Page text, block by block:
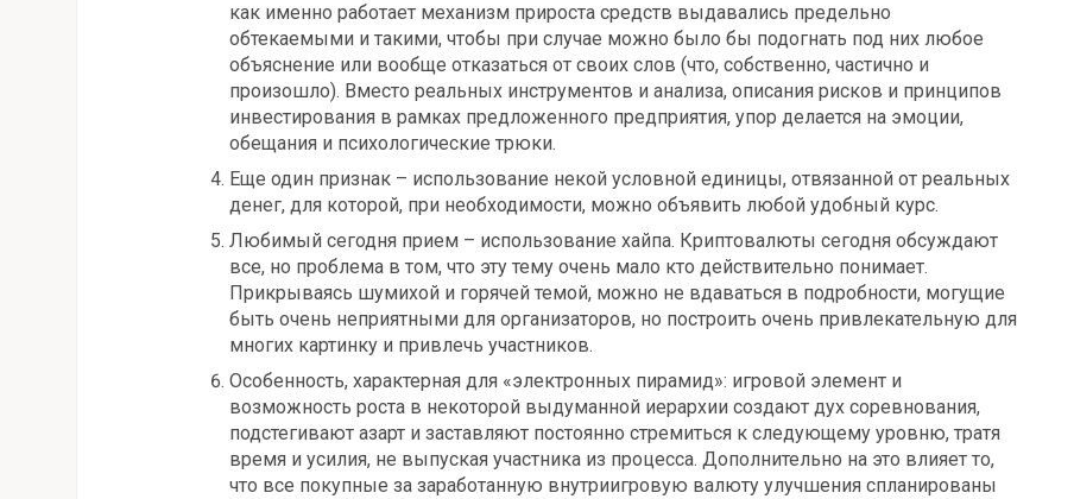
как именно работает механизм прироста средств выдавались предельно
обтекаемыми и такими, чтобы при случае можно было бы подогнать под них любое
объяснение или вообще отказаться от своих слов (что, собственно, частично и
произошло). Вместо реальных инструментов и анализа, описания рисков и принципов
инвестирования в рамках предложенного предприятия, упор делается на эмоции,
обещания и психологические трюки.
Еще один признак – использование некой условной единицы, отвязанной от реальных
денег, для которой, при необходимости, можно объявить любой удобный курс.
Любимый сегодня прием – использование хайпа. Криптовалюты сегодня обсуждают
все, но проблема в том, что эту тему очень мало кто действительно понимает.
Прикрываясь шумихой и горячей темой, можно не вдаваться в подробности, могущие
быть очень неприятными для организаторов, но построить очень привлекательную для
многих картинку и привлечь участников.
Особенность, характерная для «электронных пирамид»: игровой элемент и
возможность роста в некоторой выдуманной иерархии создают дух соревнования,
подстегивают азарт и заставляют постоянно стремиться к следующему уровню, тратя
время и усилия, не выпуская участника из процесса. Дополнительно на это влияет то,
что все покупные за заработанную внутриигровую валюту улучшения спланированы